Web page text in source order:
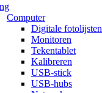
Computer
Digitale fotolijsten
Monitoren
Tekentablet
Kalibreren
USB-stick
USB-hubs